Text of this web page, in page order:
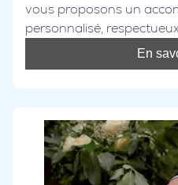
vous proposons un
personnalisé,
En